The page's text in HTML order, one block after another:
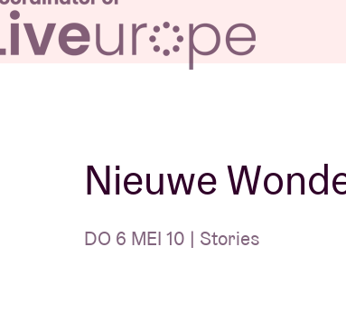
Nieuwe
DO 6 MEI 10 | Stories